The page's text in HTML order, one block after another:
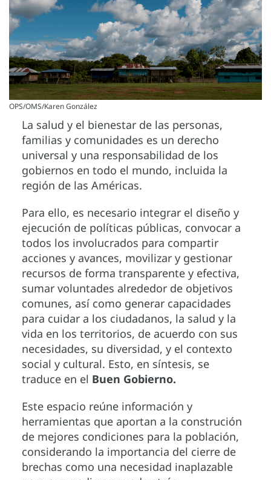
OPS/OMS/Karen González
La salud y el bienestar de las personas,
familias y comunidades es un derecho
universal y una responsabilidad de los
gobiernos en todo el mundo, incluida la
región de las Américas.
Para ello, es necesario integrar el diseño y
ejecución de políticas públicas, convocar a
todos los involucrados para compartir
acciones y avances, movilizar y gestionar
recursos de forma transparente y efectiva,
sumar voluntades alrededor de objetivos
comunes, así como generar capacidades
para cuidar a los ciudadanos, la salud y la
vida en los territorios, de acuerdo con sus
necesidades, su diversidad, y el contexto
social y cultural. Esto, en síntesis, se
traduce en el Buen Gobierno.
Este espacio reúne información y
herramientas que aportan a la construción
de mejores condiciones para la población,
considerando la importancia del cierre de
brechas como una necesidad inaplazable